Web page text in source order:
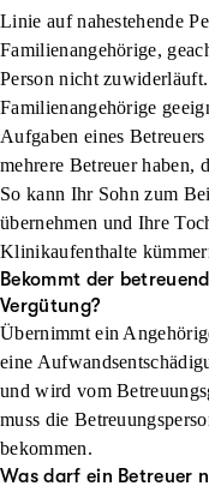
Linie auf nahestehende
Familienangehörige,
Person nicht
Familienangehörige
Aufgaben eines
mehrere Betreuer haben,
So kann Ihr Sohn zum
übernehmen und Ihre
Klinikaufenthalte
Bekommt der
Vergütung?
Übernimmt ein
eine
und wird vom
muss die
bekommen.
Was darf ein Betreuer